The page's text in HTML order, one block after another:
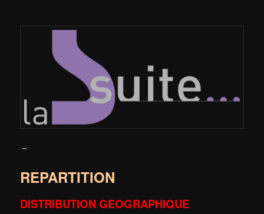
–
REPARTITION
DISTRIBUTION GEOGRAPHIQUE